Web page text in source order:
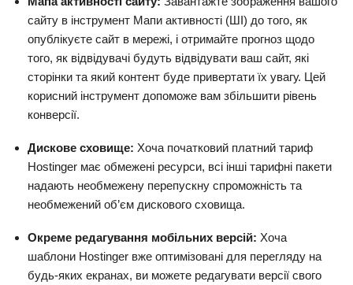
сайту в інструмент Мапи активності (ШІ) до того, як
опублікуєте сайт в мережі, і отримайте прогноз щодо
того, як відвідувачі будуть відвідувати ваш сайт, які
сторінки та який контент буде привертати їх увагу. Цей
корисний інструмент допоможе вам збільшити рівень
конверсії.
Дискове сховище: Хоча початковий платний тариф
Hostinger має обмежені ресурси, всі інші тарифні пакети
надають необмежену перепускну спроможність та
необмежений об’єм дискового сховища.
Окреме редагування мобільних версій: Хоча
шаблони Hostinger вже оптимізовані для перегляду на
будь-яких екранах, ви можете редагувати версії свого